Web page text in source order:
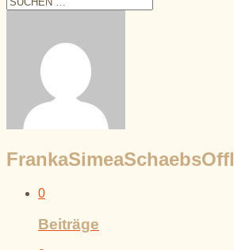
FrankaSimeaSchaebs
0
Beiträge